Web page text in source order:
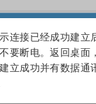
连接已经成功建立
要断电。返回桌面
立成功并有数据通